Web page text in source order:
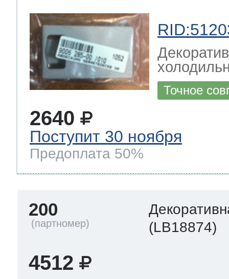
Точное
2640
Поступит 30 ноября
Предоплата 50%
200
(LB18874)
4512